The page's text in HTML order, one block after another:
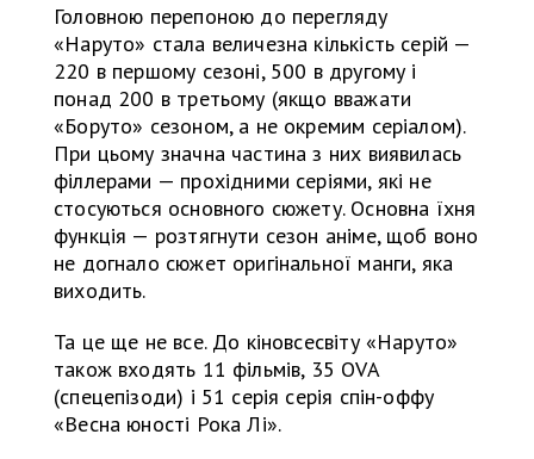
Головною перепоною до перегляду
«Наруто» стала величезна кількість серій —
220 в першому сезоні, 500 в другому і
понад 200 в третьому (якщо вважати
«Боруто» сезоном, а не окремим серіалом).
При цьому значна частина з них виявилась
філлерами — прохідними серіями, які не
стосуються основного сюжету. Основна їхня
функція — розтягнути сезон аніме, щоб воно
не догнало сюжет оригінальної манги, яка
виходить.
Та це ще не все. До кіновсесвіту «Наруто»
також входять 11 фільмів, 35 OVA
(спецепізоди) і 51 серія серія спін-оффу
«Весна юності Рока Лі».